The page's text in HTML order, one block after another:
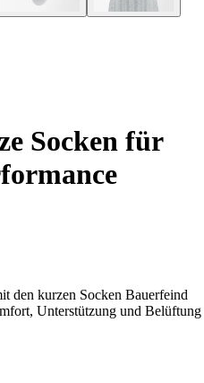
Socken für
den kurzen Socken Bauerfeind
Unterstützung und Belüftung